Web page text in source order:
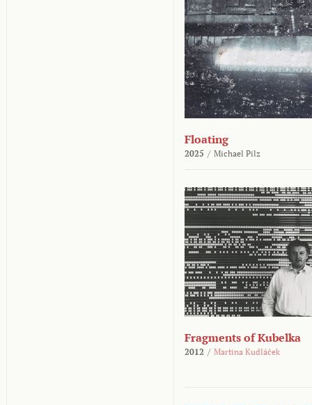
Floating
2025 / Michael Pilz
Fragments of Kubelka
2012 / Martina Kudláček